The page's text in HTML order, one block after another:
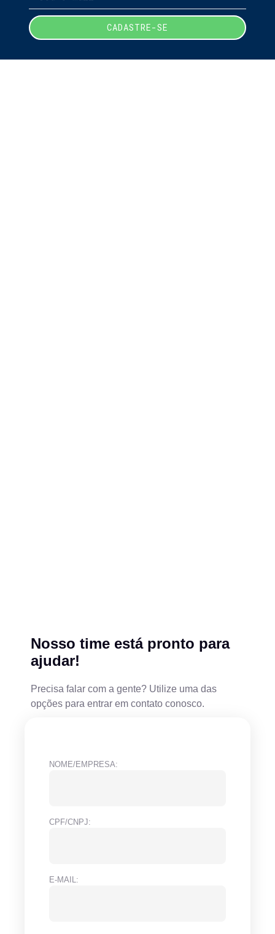
CADASTRE-SE
Nosso time está pronto para
ajudar!
Precisa falar com a gente? Utilize uma das
opções para entrar em contato conosco.
NOME/EMPRESA:
CPF/CNPJ:
E-MAIL: